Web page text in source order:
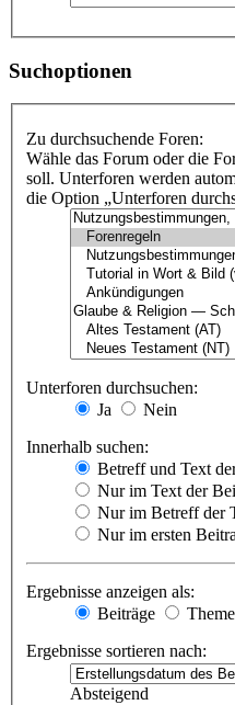
Suchoptionen
Zu durchsuchende Foren:
Wähle das Forum oder die
soll. Unterforen werden
die Option „Unterforen
Unterforen durchsuchen:
Ja
Nein
Innerhalb suchen:
Betreff und Text
Nur im Text der
Nur im Betreff der
Nur im ersten
Ergebnisse anzeigen als:
Beiträge
Ergebnisse sortieren nach:
Absteigend